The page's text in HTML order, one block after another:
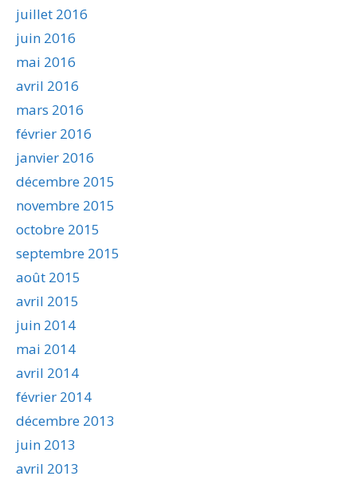
juillet 2016
juin 2016
mai 2016
avril 2016
mars 2016
février 2016
janvier 2016
décembre 2015
novembre 2015
octobre 2015
septembre 2015
août 2015
avril 2015
juin 2014
mai 2014
avril 2014
février 2014
décembre 2013
juin 2013
avril 2013